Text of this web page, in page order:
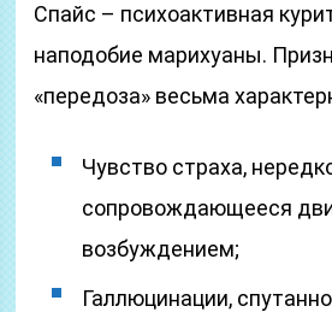
Спайс – психоактивная
наподобие марихуаны.
«передоза» весьма
Чувство страха,
сопровождающееся
возбуждением;
Галлюцинации,